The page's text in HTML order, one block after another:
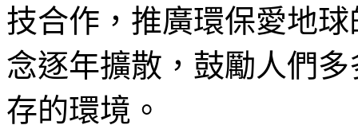
技合作，推廣環保愛地
念逐年擴散，鼓勵人們
存的環境。